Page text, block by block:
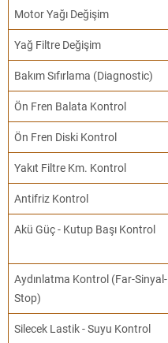
Motor Yağı Değişim
Yağ Filtre Değişim
Bakım Sıfırlama (Diagnostic)
Ön Fren Balata Kontrol
Ön Fren Diski Kontrol
Yakıt Filtre Km. Kontrol
Antifriz Kontrol
Akü Güç - Kutup Başı Kontrol
Aydınlatma Kontrol (Far-Sinyal-
Stop)
Silecek Lastik - Suyu Kontrol